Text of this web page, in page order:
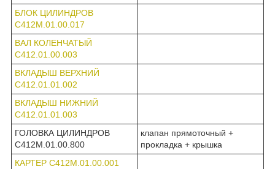
БЛОК ЦИЛИНДРОВ
С412М.01.00.017
ВАЛ КОЛЕНЧАТЫЙ
С412.01.00.003
ВКЛАДЫШ ВЕРХНИЙ
С412.01.01.002
ВКЛАДЫШ НИЖНИЙ
С412.01.01.003
ГОЛОВКА ЦИЛИНДРОВ
С412М.01.00.800
клапан прямоточный +
прокладка + крышка
КАРТЕР С412М.01.00.001